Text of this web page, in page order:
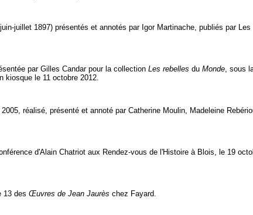
juillet 1897) présentés et annotés par Igor Martinache, publiés par
par Gilles Candar pour la collection Les rebelles du Monde, sous
kiosque le 11 octobre 2012.
réalisé, présenté et annoté par Catherine Moulin, Madeleine
d'Alain Chatriot aux Rendez-vous de l'Histoire à Blois, le 19
13 des Œuvres de Jean Jaurès chez Fayard.